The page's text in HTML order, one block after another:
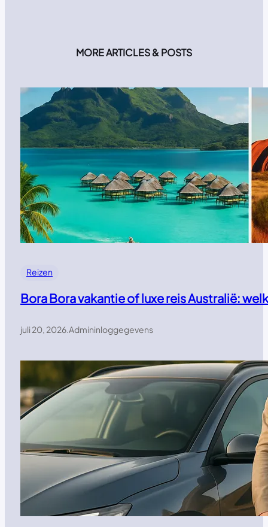
MORE ARTICLES & POSTS
Reizen
Bora Bora vakantie of luxe reis Australië:
juli 20, 2026.Admininloggegevens